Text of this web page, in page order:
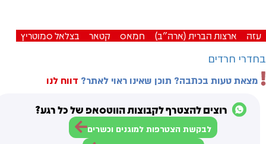
עזה ארצות הברית (ארה"ב) חמאס קטאר בצלאל סמוטריץ
בחדרי חרדים
מצאת טעות בכתבה? תוכן שאינו ראוי לאתר? דווח לנו
רוצים להצטרף לקבוצות הווטסאפ של כל רגע?
לבקשת הצטרפות למוגנים וכשרים